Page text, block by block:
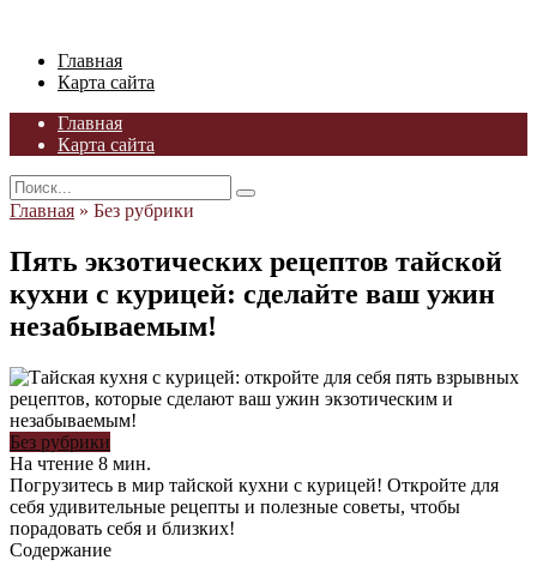
contentГлавная
Карта сайта
Главная
Карта сайта
Search
for:
Главная » Без рубрики
Пять экзотических рецептов тайской
кухни с курицей: сделайте ваш ужин
незабываемым!
Без рубрики
На чтение 8 мин.
Погрузитесь в мир тайской кухни с курицей! Откройте для
себя удивительные рецепты и полезные советы, чтобы
порадовать себя и близких!
Содержание